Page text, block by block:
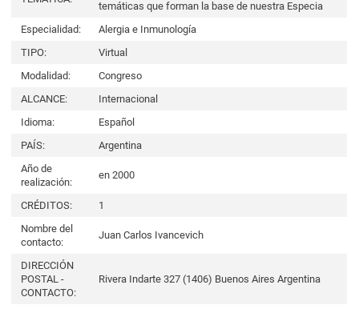
temáticas que forman la base de nuestra Especia
Especialidad:
Alergia e Inmunología
TIPO:
Virtual
Modalidad:
Congreso
ALCANCE:
Internacional
Idioma:
Español
PAÍS:
Argentina
Año de
realización:
en 2000
CRÉDITOS:
1
Nombre del
contacto:
Juan Carlos Ivancevich
DIRECCIÓN
POSTAL -
CONTACTO:
Rivera Indarte 327 (1406) Buenos Aires Argentina